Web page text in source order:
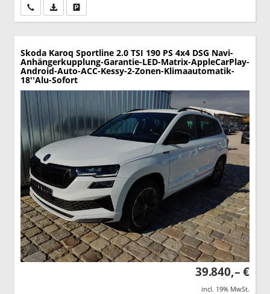
Wir rufen Sie anPDF-Datei, Fahrzeugexposé drucken
Skoda Karoq Sportline 2.0 TSI 190 PS 4x4 DSG Navi-
Anhängerkupplung-Garantie-LED-Matrix-AppleCarPlay-
Android-Auto-ACC-Kessy-2-Zonen-Klimaautomatik-
18''Alu-Sofort
39.840,– €
incl. 19% MwSt.